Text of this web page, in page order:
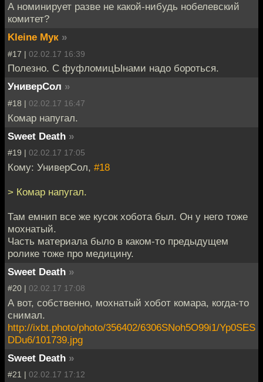
А номинирует разве не какой-нибудь нобелевский
комитет?
Kleine Мук »
#17 | 02.02.17 16:39
Полезно. С фуфломицЫнами надо бороться.
УниверСол »
#18 | 02.02.17 16:47
Комар напугал.
Sweet Death »
#19 | 02.02.17 17:05
Кому: УниверСол, #18
> Комар напугал.
Там емнип все же кусок хобота был. Он у него тоже
мохнатый.
Часть материала было в каком-то предыдущем
ролике тоже про медицину.
Sweet Death »
#20 | 02.02.17 17:08
А вот, собственно, мохнатый хобот комара, когда-то
снимал.
http://ixbt.photo/photo/356402/6306SNoh5O99i1/Yp0SES
DDu6/101739.jpg
Sweet Death »
#21 | 02.02.17 17:12